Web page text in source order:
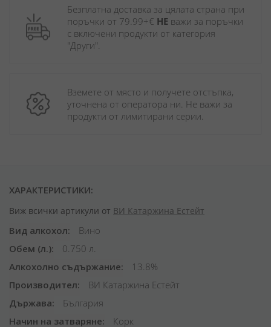
Безплатна доставка за цялата страна при
поръчки от 79.99+€ НЕ важи за поръчки
с включени продукти от категория
"Други".
Вземете от място и получете отстъпка,
уточнена от оператора ни. Не важи за
продукти от лимитирани серии.
ХАРАКТЕРИСТИКИ:
Виж всички артикули от ВИ Катаржина Естейт
Вид алкохол
Вино
Обем (л.)
0.750 л.
Алкохолно съдържание
13.8%
Производител
ВИ Катаржина Естейт
Държава
България
Начин на затваряне
Корк